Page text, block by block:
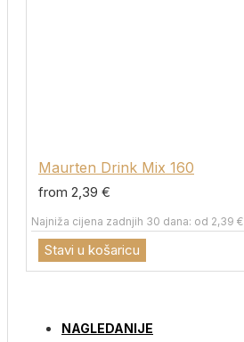
Maurten Drink Mix 160
from 2,39 €
Najniža cijena zadnjih 30 dana: od 2,39 €
Stavi u košaricu
NAGLEDANIJE